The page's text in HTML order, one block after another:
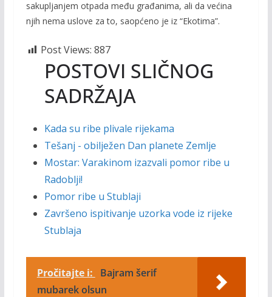
sakupljanjem otpada među građanima, ali da većina
njih nema uslove za to, saopćeno je iz “Ekotima”.
Post Views: 887
POSTOVI SLIČNOG
SADRŽAJA
Kada su ribe plivale rijekama
Tešanj - obilježen Dan planete Zemlje
Mostar: Varakinom izazvali pomor ribe u
Radoblji!
Pomor ribe u Stublaji
Završeno ispitivanje uzorka vode iz rijeke
Stublaja
Pročitajte i:
Bajram šerif
mubarek olsun